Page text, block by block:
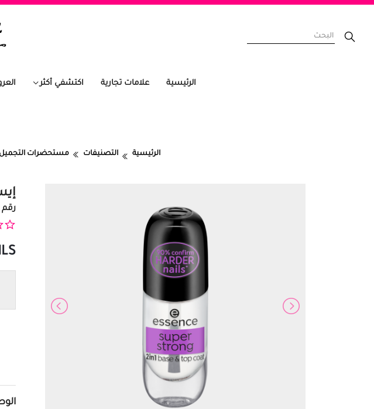
الرئيسية علامات تجارية اكتشفي أكثر
الرئيسية التصنيفات مستحضرات التجميل
إيسنس -
رقم